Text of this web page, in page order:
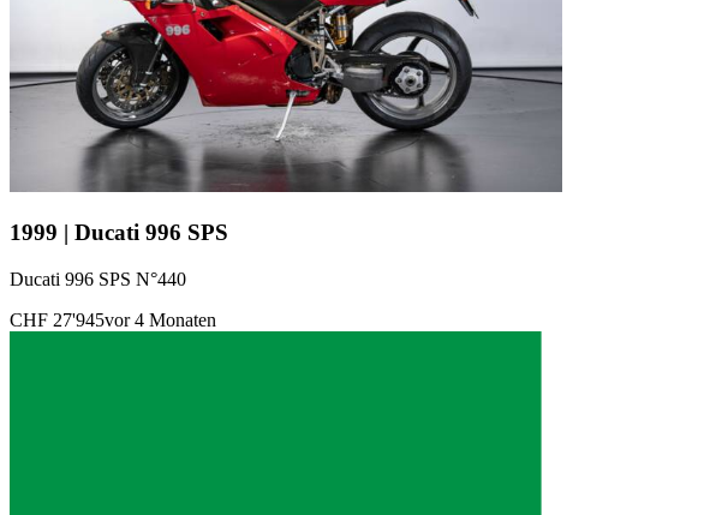
1999 | Ducati 996 SPS
Ducati 996 SPS N°440
CHF 27'945vor 4 Monaten